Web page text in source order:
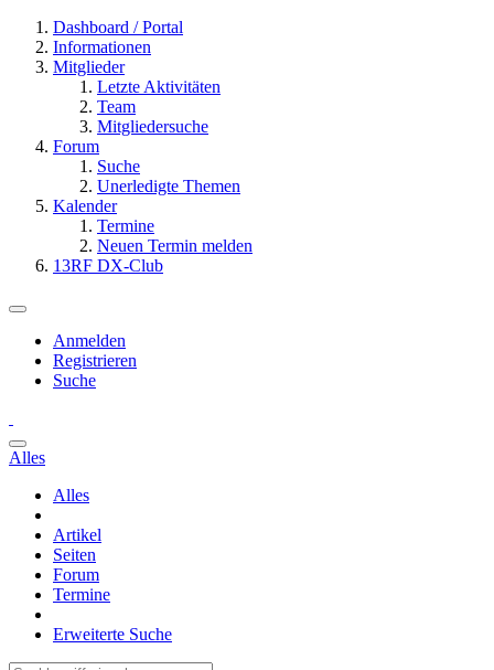
Dashboard / Portal
Informationen
Mitglieder
Letzte Aktivitäten
Team
Mitgliedersuche
Forum
Suche
Unerledigte Themen
Kalender
Termine
Neuen Termin melden
13RF DX-Club
Anmelden
Registrieren
Suche
Alles
Alles
Artikel
Seiten
Forum
Termine
Erweiterte Suche